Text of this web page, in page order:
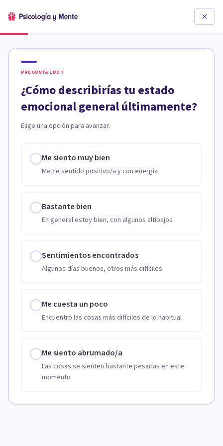
PREGUNTA 1 DE 7
¿Cómo describirías tu estado
emocional general últimamente?
Elige una opción para avanzar.
Me siento muy bien
Me he sentido positivo/a y con energía
Bastante bien
En general estoy bien, con algunos altibajos
Sentimientos encontrados
Algunos días buenos, otros más difíciles
Me cuesta un poco
Encuentro las cosas más difíciles de lo habitual
Me siento abrumado/a
Las cosas se sienten bastante pesadas en este
momento